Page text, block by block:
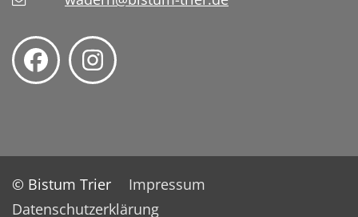
© Bistum Trier
Impressum
Datenschutzerklärung